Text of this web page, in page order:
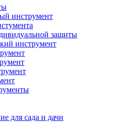
инструмент
защиты
инструмент
для сада и дачи